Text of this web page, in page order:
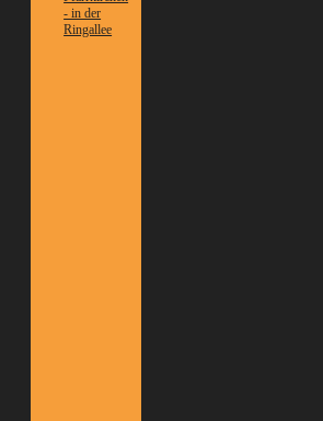
- in der
Ringallee